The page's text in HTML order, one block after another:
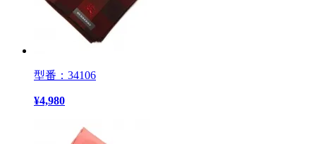
型番：34106
¥4,980